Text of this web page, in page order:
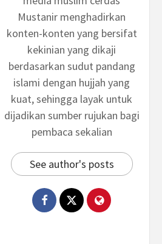
Mustanir menghadirkan
konten-konten yang bersifat
kekinian yang dikaji
berdasarkan sudut pandang
islami dengan hujjah yang
kuat, sehingga layak untuk
dijadikan sumber rujukan bagi
pembaca sekalian
See author's posts